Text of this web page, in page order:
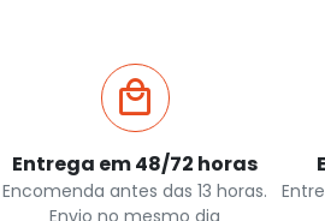
Entrega em 48/72 horas
Encomenda antes das 13 horas.
Envio no mesmo dia